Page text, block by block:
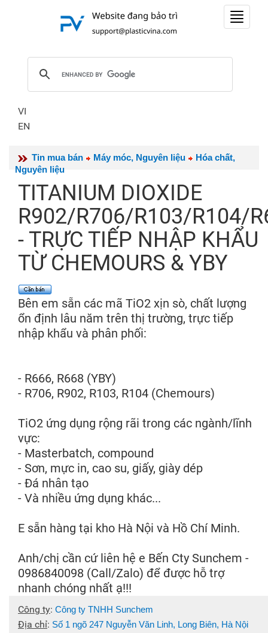
Toggle
VI
EN
Tin mua bán Máy móc, Nguyên liệu
Hóa chất,
Nguyên liệu
TITANIUM DIOXIDE
R902/R706/R103/R104/
- TRỰC TIẾP NHẬP KHẨU
TỪ CHEMOURS & YBY
Bên em sẵn các mã TiO2 xịn sò, chất lượng
ổn định lâu năm trên thị trường, trực tiếp
nhập khẩu và phân phối:
- R666, R668 (YBY)
- R706, R902, R103, R104 (Chemours)
TiO2 ứng dụng rộng rãi trong các ngành/lĩnh
vực:
- Masterbatch, compound
- Sơn, mực in, cao su, giấy, giày dép
- Đá nhân tạo
- Và nhiều ứng dụng khác...
E sẵn hàng tại kho Hà Nội và Hồ Chí Minh.
Anh/chị cần cứ liên hệ e Bến Cty Sunchem -
0986840098 (Call/Zalo) để được hỗ trợ
nhanh chóng nhất ạ!!!
Công ty: Công ty TNHH Sunchem
Địa chỉ: Số 1 ngõ 247 Nguyễn Văn Linh, Long Biên, Hà Nội